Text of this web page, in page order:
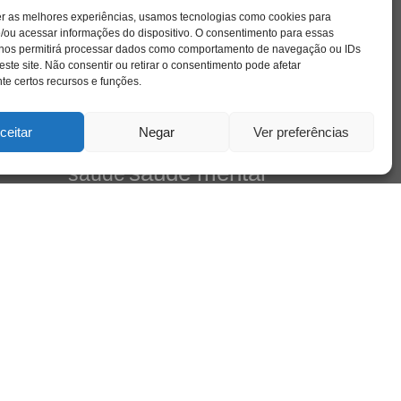
as melhores experiências, usamos tecnologias como cookies para
ou acessar informações do dispositivo. O consentimento para essas
permitirá processar dados como comportamento de navegação ou IDs
site. Não consentir ou retirar o consentimento pode afetar
certos recursos e funções.
Negar Ver preferências
crianca cuidado cultura depressao
educação entrevista escola família filme
freud infância insight jung liberdade livro
loucura luto
pandemia
psicologia relato
saúdesaúde mental